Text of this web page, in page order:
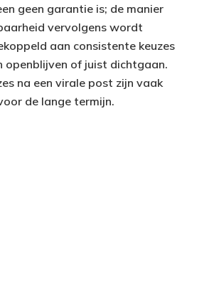
geen garantie is; de manier
vervolgens wordt
aan consistente keuzes
openblijven of juist dichtgaan.
na een virale post zijn vaak
de lange termijn.